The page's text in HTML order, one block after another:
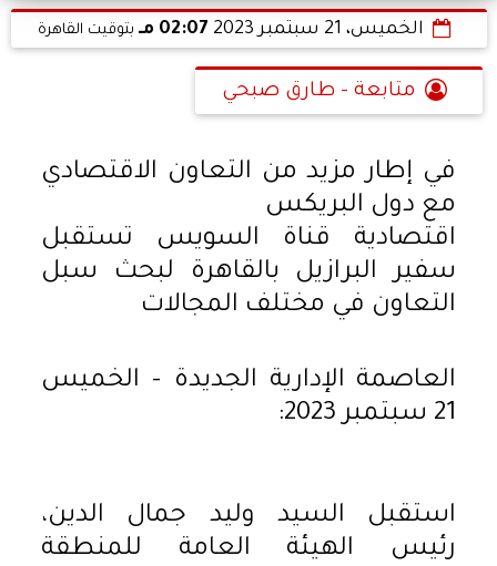
الخميس، 21 سبتمبر 2023 02:07 مـ بتوقيت القاهرة
متابعة - طارق صبحي
في إطار مزيد من التعاون الاقتصادي
مع دول البريكس
اقتصادية قناة السويس تستقبل
سفير البرازيل بالقاهرة لبحث سبل
التعاون في مختلف المجالات
العاصمة الإدارية الجديدة – الخميس
21 سبتمبر 2023:
استقبل السيد وليد جمال الدين،
رئيس الهيئة العامة للمنطقة